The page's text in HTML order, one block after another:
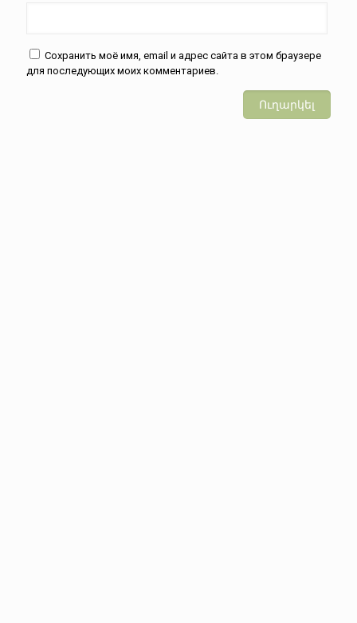
Сохранить моё имя, email и адрес сайта в этом браузере
для последующих моих комментариев.